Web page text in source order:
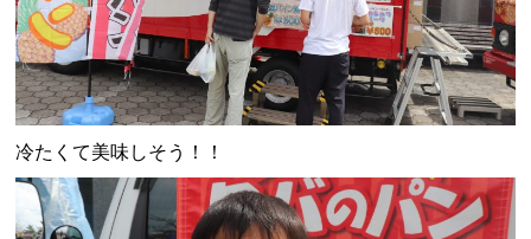
冷たくて美味しそう！！